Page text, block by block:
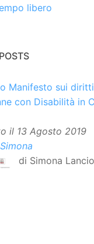
libero
Manifesto sui diritti
con Disabilità in
il 13 Agosto 2019
Simona
di Simona